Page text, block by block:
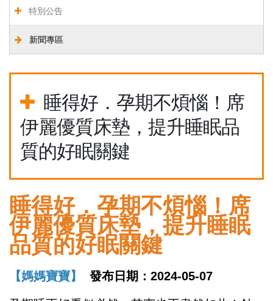
特別公告
新聞專區
睡得好．孕期不煩惱！席
伊麗優質床墊，提升睡眠品
質的好眠關鍵
睡得好．孕期不煩惱！席
伊麗優質床墊，提升睡眠
品質的好眠關鍵
【媽媽寶寶】 發布日期：2024-05-07